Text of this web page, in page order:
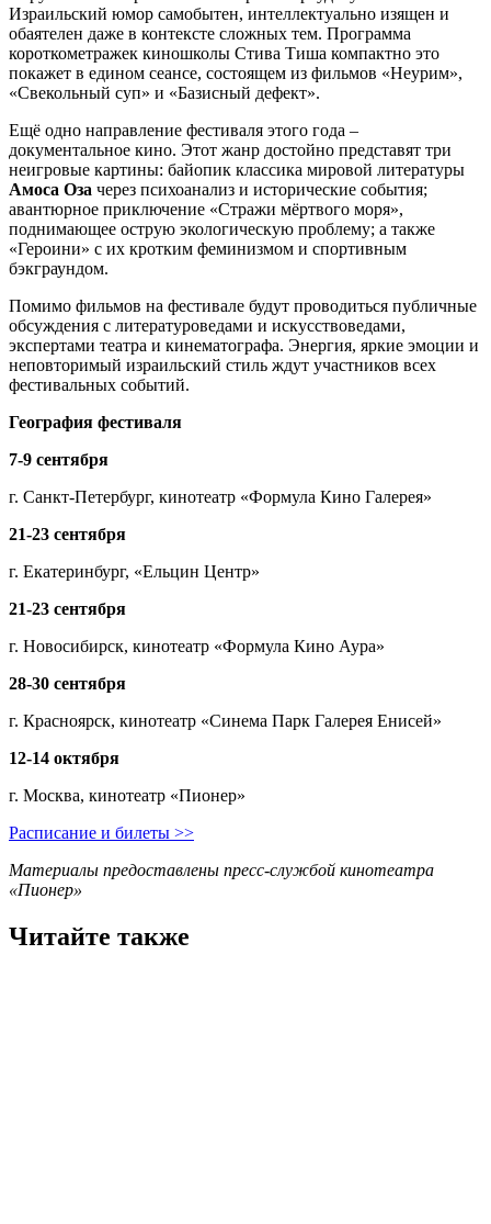
Израильский юмор самобытен, интеллектуально изящен и
обаятелен даже в контексте сложных тем. Программа
короткометражек киношколы Стива Тиша компактно это
покажет в едином сеансе, состоящем из фильмов «Неурим»,
«Свекольный суп» и «Базисный дефект».
Ещё одно направление фестиваля этого года –
документальное кино. Этот жанр достойно представят три
неигровые картины: байопик классика мировой литературы
Амоса Оза через психоанализ и исторические события;
авантюрное приключение «Стражи мёртвого моря»,
поднимающее острую экологическую проблему; а также
«Героини» с их кротким феминизмом и спортивным
бэкграундом.
Помимо фильмов на фестивале будут проводиться публичные
обсуждения с литературоведами и искусствоведами,
экспертами театра и кинематографа. Энергия, яркие эмоции и
неповторимый израильский стиль ждут участников всех
фестивальных событий.
География фестиваля
7-9 сентября
г. Санкт-Петербург, кинотеатр «Формула Кино Галерея»
21-23 сентября
г. Екатеринбург, «Ельцин Центр»
21-23 сентября
г. Новосибирск, кинотеатр «Формула Кино Аура»
28-30 сентября
г. Красноярск, кинотеатр «Синема Парк Галерея Енисей»
12-14 октября
г. Москва, кинотеатр «Пионер»
Расписание и билеты >>
Материалы предоставлены пресс-службой кинотеатра
«Пионер»
Читайте также